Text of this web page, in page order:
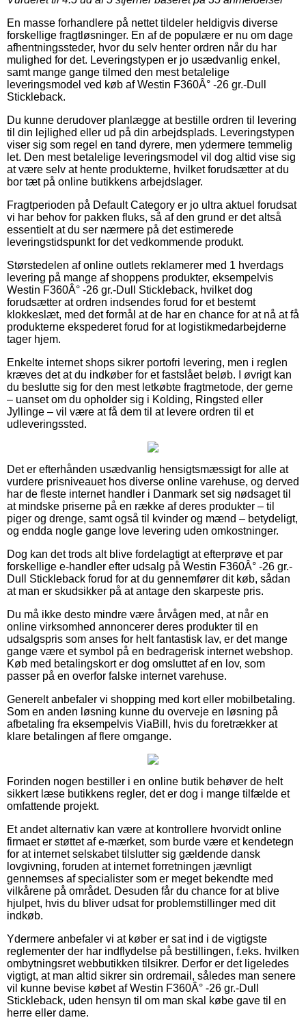
En masse forhandlere på nettet tildeler heldigvis diverse
forskellige fragtløsninger. En af de populære er nu om dage
afhentningssteder, hvor du selv henter ordren når du har
mulighed for det. Leveringstypen er jo usædvanlig enkel,
samt mange gange tilmed den mest betalelige
leveringsmodel ved køb af Westin F360Â° -26 gr.-Dull
Stickleback.
Du kunne derudover planlægge at bestille ordren til levering
til din lejlighed eller ud på din arbejdsplads. Leveringstypen
viser sig som regel en tand dyrere, men ydermere temmelig
let. Den mest betalelige leveringsmodel vil dog altid vise sig
at være selv at hente produkterne, hvilket forudsætter at du
bor tæt på online butikkens arbejdslager.
Fragtperioden på Default Category er jo ultra aktuel forudsat
vi har behov for pakken fluks, så af den grund er det altså
essentielt at du ser nærmere på det estimerede
leveringstidspunkt for det vedkommende produkt.
Størstedelen af online outlets reklamerer med 1 hverdags
levering på mange af shoppens produkter, eksempelvis
Westin F360Â° -26 gr.-Dull Stickleback, hvilket dog
forudsætter at ordren indsendes forud for et bestemt
klokkeslæt, med det formål at de har en chance for at nå at få
produkterne ekspederet forud for at logistikmedarbejderne
tager hjem.
Enkelte internet shops sikrer portofri levering, men i reglen
kræves det at du indkøber for et fastslået beløb. I øvrigt kan
du beslutte sig for den mest letkøbte fragtmetode, der gerne
– uanset om du opholder sig i Kolding, Ringsted eller
Jyllinge – vil være at få dem til at levere ordren til et
udleveringssted.
Det er efterhånden usædvanlig hensigtsmæssigt for alle at
vurdere prisniveauet hos diverse online varehuse, og derved
har de fleste internet handler i Danmark set sig nødsaget til
at mindske priserne på en række af deres produkter – til
piger og drenge, samt også til kvinder og mænd – betydeligt,
og endda nogle gange love levering uden omkostninger.
Dog kan det trods alt blive fordelagtigt at efterprøve et par
forskellige e-handler efter udsalg på Westin F360Â° -26 gr.-
Dull Stickleback forud for at du gennemfører dit køb, sådan
at man er skudsikker på at antage den skarpeste pris.
Du må ikke desto mindre være årvågen med, at når en
online virksomhed annoncerer deres produkter til en
udsalgspris som anses for helt fantastisk lav, er det mange
gange være et symbol på en bedragerisk internet webshop.
Køb med betalingskort er dog omsluttet af en lov, som
passer på en overfor falske internet varehuse.
Generelt anbefaler vi shopping med kort eller mobilbetaling.
Som en anden løsning kunne du overveje en løsning på
afbetaling fra eksempelvis ViaBill, hvis du foretrækker at
klare betalingen af flere omgange.
Forinden nogen bestiller i en online butik behøver de helt
sikkert læse butikkens regler, det er dog i mange tilfælde et
omfattende projekt.
Et andet alternativ kan være at kontrollere hvorvidt online
firmaet er støttet af e-mærket, som burde være et kendetegn
for at internet selskabet tilslutter sig gældende dansk
lovgivning, foruden at internet forretningen jævnligt
gennemses af specialister som er meget bekendte med
vilkårene på området. Desuden får du chance for at blive
hjulpet, hvis du bliver udsat for problemstillinger med dit
indkøb.
Ydermere anbefaler vi at køber er sat ind i de vigtigste
reglementer der har indflydelse på bestillingen, f.eks. hvilken
ombytningsret webbutikken tilsikrer. Derfor er det ligeledes
vigtigt, at man altid sikrer sin ordremail, således man senere
vil kunne bevise købet af Westin F360Â° -26 gr.-Dull
Stickleback, uden hensyn til om man skal købe gave til en
herre eller dame.